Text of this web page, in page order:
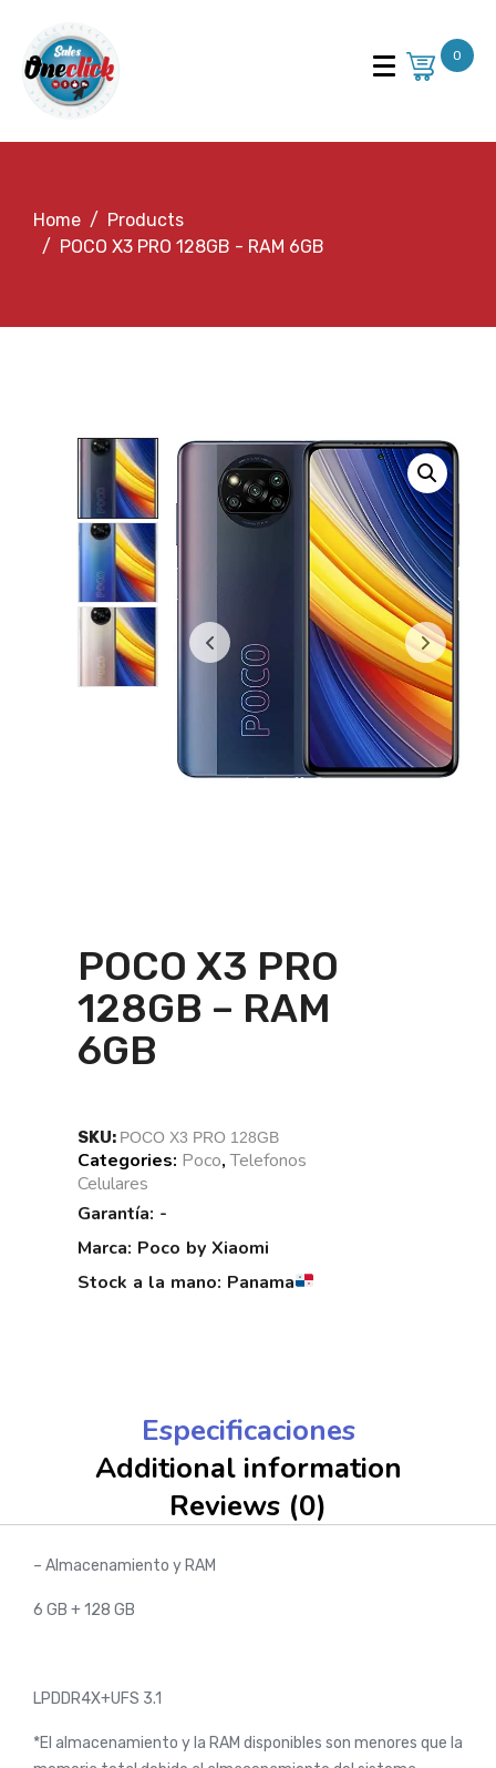
0
Home
Products
POCO X3 PRO 128GB - RAM 6GB
POCO X3 PRO
128GB – RAM
6GB
SKU: POCO X3 PRO 128GB
Categories: Poco,Telefonos
Celulares
Garantía: -
Marca: Poco by Xiaomi
Stock a la mano: Panama
Especificaciones
Additional information
Reviews (0)
– Almacenamiento y RAM
6 GB + 128 GB
LPDDR4X+UFS 3.1
*El almacenamiento y la RAM disponibles son menores que la